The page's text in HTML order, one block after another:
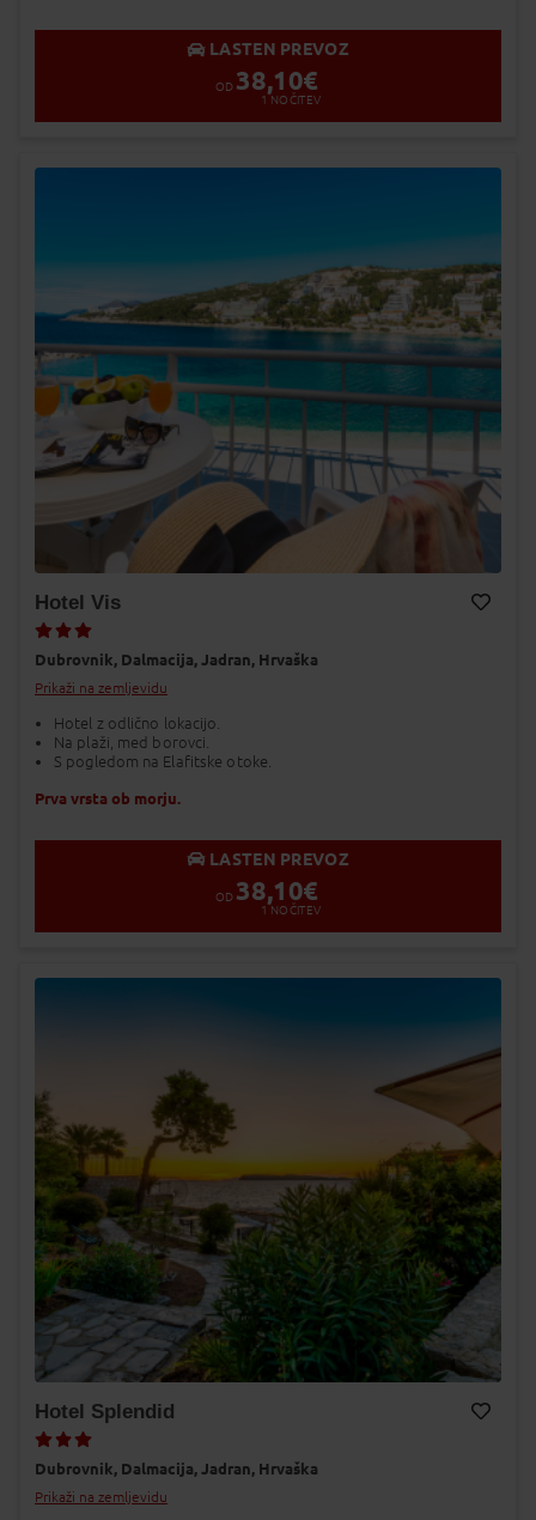
LASTEN PREVOZ
OD 38,10€
1 NOČITEV
Hotel Vis
Dubrovnik, Dalmacija, Jadran, Hrvaška
Prikaži na zemljevidu
Hotel z odlično lokacijo.
Na plaži, med borovci.
S pogledom na Elafitske otoke.
Prva vrsta ob morju.
LASTEN PREVOZ
OD 38,10€
1 NOČITEV
Hotel Splendid
Dubrovnik, Dalmacija, Jadran, Hrvaška
Prikaži na zemljevidu